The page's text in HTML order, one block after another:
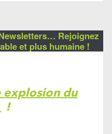
Rejoignez
et plus humaine !
explosion du
!